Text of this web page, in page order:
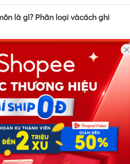
là gì? Phân loại vàcách ghi
Eyeplus Online
đường Cầu Giấy, Tổ 05, Phường Quan
Giấy, TP Hà Nội, Việt Nam
SĐT: 0981 448 766
hotro@timviec.com.vn